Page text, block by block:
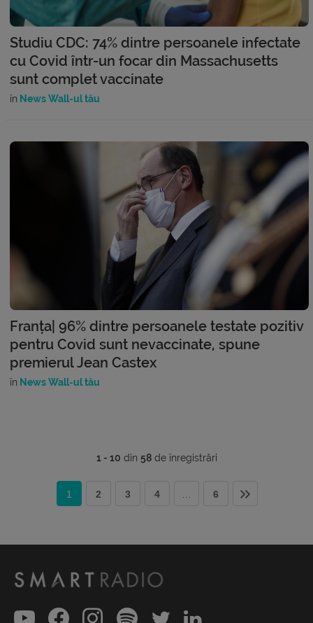
Studiu CDC: 74% dintre persoanele infectate
cu Covid într-un focar din Massachusetts
sunt complet vaccinate
în News Wall-ul tău
Franța| 96% dintre persoanele testate pozitiv
pentru Covid sunt nevaccinate, spune
premierul Jean Castex
în News Wall-ul tău
1 - 10 din 58de înregistrări
1 2 3 4 6